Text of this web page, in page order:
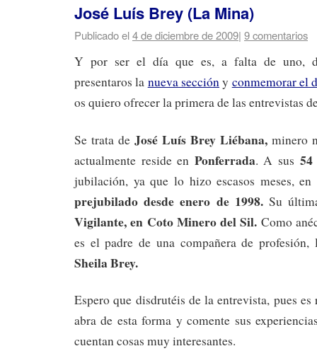
José Luís Brey (La Mina)
Publicado el4 de diciembre de 2009| 9 comentarios
Y por ser el día que es, a falta de uno,
presentaros la nueva seccióny conmemorar el
os quiero ofrecer la primera de las entrevistas
Se trata de José Luís Brey Liébana, minero
actualmente reside en Ponferrada. A sus 54
jubilación, ya que lo hizo escasos meses,
prejubilado desde enero de 1998.Su
Vigilante, en Coto Minero del Sil. Como
es el padre de una compañera de profesión,
Sheila Brey.
Espero que disdrutéis de la entrevista, pues
abra de esta forma y comente sus
cuentan cosas muy interesantes.